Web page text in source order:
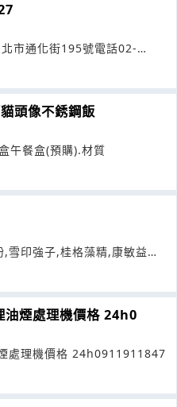
市通化街195號電話02-
頭像不銹鋼飯
午餐盒(預購).材質
雪印強子,桂格藻精,康敏益生
油煙處理機價格 24h0
處理機價格 24h0911911847